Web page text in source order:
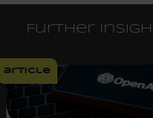
Further
article